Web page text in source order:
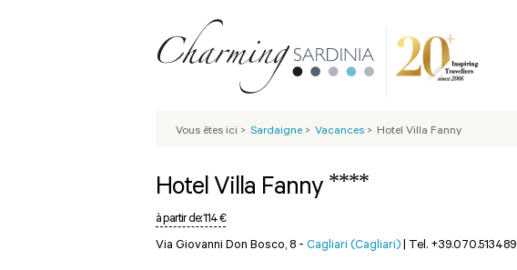
Vous êtes ici > Sardaigne > Vacances > Hotel Villa Fanny
Hotel Villa Fanny ****
à partir de:114 €
Via Giovanni Don Bosco, 8 - Cagliari (Cagliari) | Tel. +39.070.513489